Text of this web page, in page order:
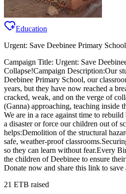
Education
Urgent: Save Deebinee Primary
Campaign Title: Urgent: Save
Collapse! ​Campaign Description: ​Our
Deebinee Primary School, our
years, but they have now reached a
cracked, weak, and on the verge of
(Ganna) approaching, teaching inside
We are in a race against time to
a disaster or force our children out of
helps: ​Demolition of the structural
safe, weather-proof classrooms.
so they can learn without fear. ​Every
the children of Deebinee to ensure
Donate now and share this link to save
21 ETB raised